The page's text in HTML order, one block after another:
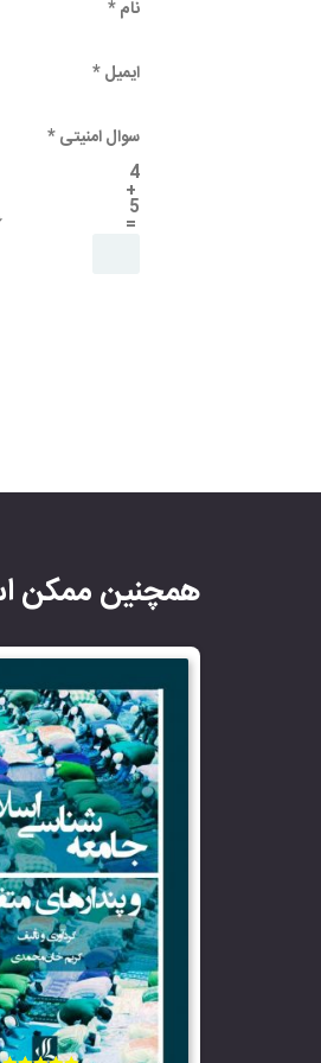
نام*
ایمیل*
سوال امنیتی*
4
+
5
=
همچنین ممکن